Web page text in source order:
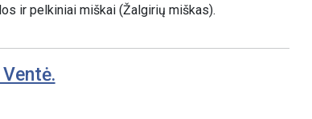
ir pelkiniai miškai (Žalgirių miškas).